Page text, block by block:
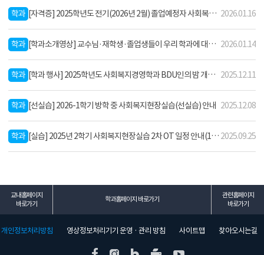
지
학과 [자격증] 2025학년도 전기(2026년 2월) 졸업예정자 사회복지사 2급 자격증 단체접수 안내 2026.01.16
학과 [학과소개영상] 교수님·재학생·졸업생들이 우리 학과에 대해 소개합니다!🎤 2026.01.14
학과 [학과 행사] 2025학년도 사회복지경영학과 BDU인의 밤 개최 안내 2025.12.11
학과 [선실습] 2026-1학기 방학 중 사회복지현장실습(선실습) 안내 2025.12.08
학과 [실습] 2025년 2학기 사회복지현장실습 2차 OT 일정 안내(10.01) 2025.09.25
교내홈페이지
바로가기
학과홈페이지 바로가기
관련홈페이지
바로가기
개인정보처리방침 영상정보처리기기 운영 · 관리 방침 사이트맵 찾아오시는길